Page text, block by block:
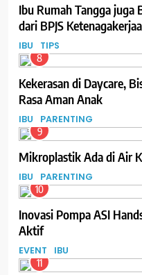
Ibu Rumah Tangga
dari BPJS
IBU TIPS
8
Kekerasan di Daycare,
Rasa Aman Anak
IBU PARENTING
9
Mikroplastik Ada di Air
IBU PARENTING
10
Inovasi Pompa ASI
Aktif
EVENT IBU
11